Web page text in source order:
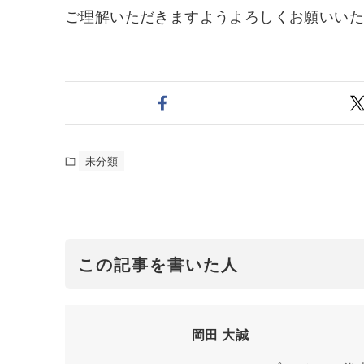
ご理解いただきますようよろしくお願いいた
未分類
この記事を書いた人
岡田 大誠